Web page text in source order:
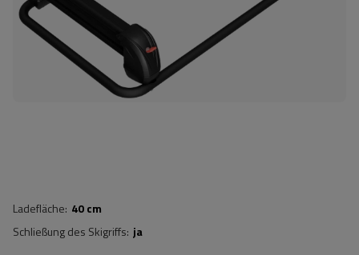
Ladefläche 40 cm
Schließung des Skigriffs ja